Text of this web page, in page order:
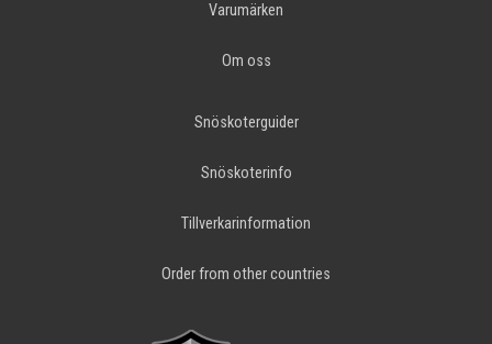
Varumärken
Om oss
Snöskoterguider
Snöskoterinfo
Tillverkarinformation
Order from other countries